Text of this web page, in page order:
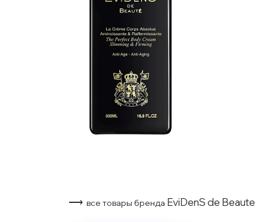
⟶ все товары бренда EviDenS de Beaute